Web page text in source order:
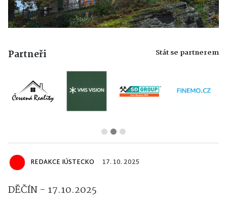
Partneři Stát se partnerem
REDAKCE IÚSTECKO 17. 10. 2025
DĚČÍN - 17.10.2025